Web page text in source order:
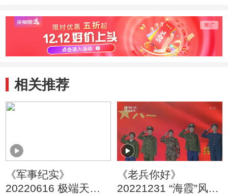
相关推荐
《军事纪实》
20220616 极端天气
《老兵你好》
20221231 “海霞”风帆